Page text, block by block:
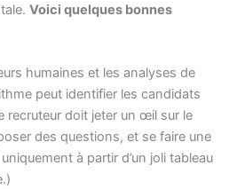
Voici quelques bonnes
humaines et les analyses de
peut identifier les candidats
recruteur doit jeter un œil sur le
des questions, et se faire une
à partir d’un joli tableau